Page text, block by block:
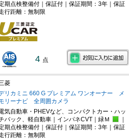
期点検整備付｜保証付｜保証期間：3年｜保証
行距離：無制限
4 点
菱
リカミニ 660 G プレミアム ワンオーナー メ
リーナビ 全周囲カメラ
気自動車・PHEVなど、コンパクトカー・ハッ
バック、軽自動車｜インパネCVT｜緑Ｍ
期点検整備付｜保証付｜保証期間：3年｜保証
行距離：無制限